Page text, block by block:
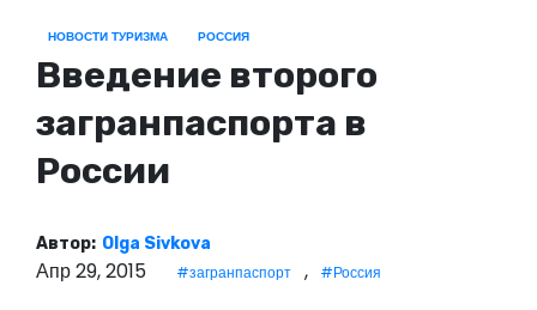
НОВОСТИ ТУРИЗМА РОССИЯ
Введение второго
загранпаспорта в
России
Автор: Olga Sivkova
Апр 29, 2015 #загранпаспорт , #Россия